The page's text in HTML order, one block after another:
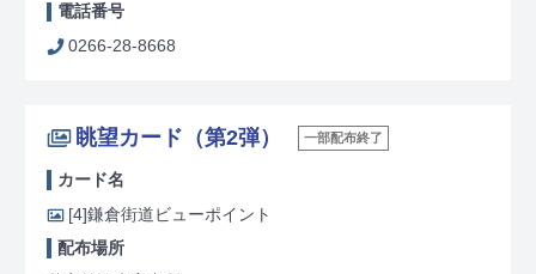
電話番号
0266-28-8668
眺望カード（第2弾） 一部配布終了
カード名
[4]鎌倉街道ビューポイント
配布場所